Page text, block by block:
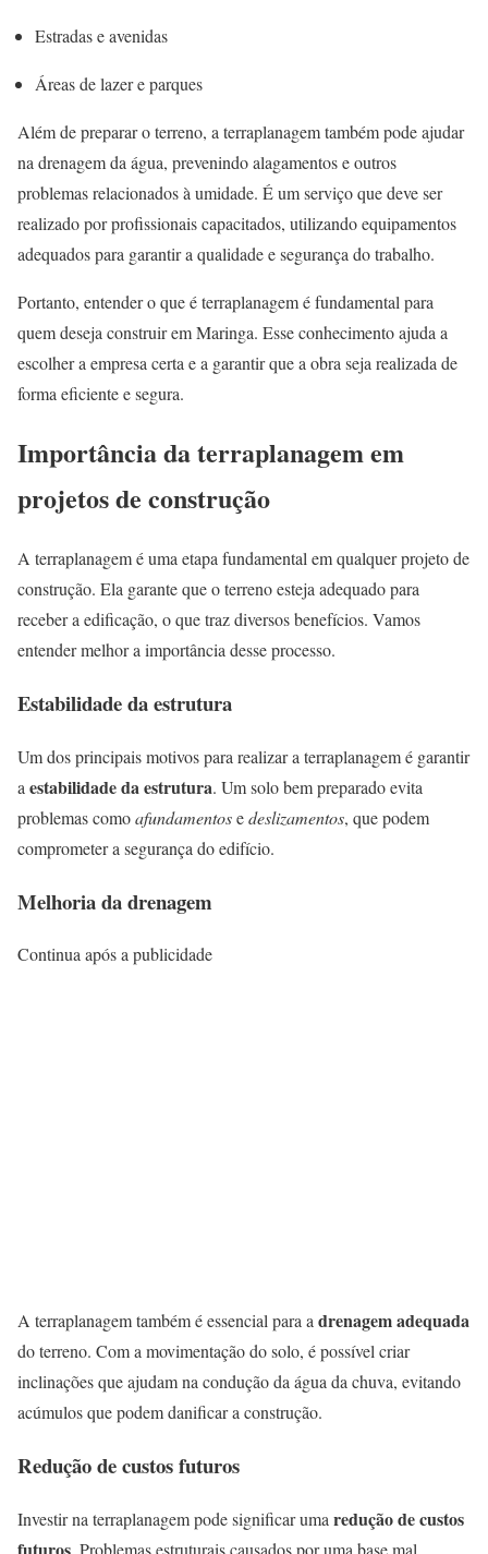
Estradas e avenidas
Áreas de lazer e parques
Além de preparar o terreno, a terraplanagem também pode ajudar
na drenagem da água, prevenindo alagamentos e outros
problemas relacionados à umidade. É um serviço que deve ser
realizado por profissionais capacitados, utilizando equipamentos
adequados para garantir a qualidade e segurança do trabalho.
Portanto, entender o que é terraplanagem é fundamental para
quem deseja construir em Maringa. Esse conhecimento ajuda a
escolher a empresa certa e a garantir que a obra seja realizada de
forma eficiente e segura.
Importância da terraplanagem em
projetos de construção
A terraplanagem é uma etapa fundamental em qualquer projeto de
construção. Ela garante que o terreno esteja adequado para
receber a edificação, o que traz diversos benefícios. Vamos
entender melhor a importância desse processo.
Estabilidade da estrutura
Um dos principais motivos para realizar a terraplanagem é garantir
a estabilidade da estrutura. Um solo bem preparado evita
problemas comoafundamentosedeslizamentos, que podem
comprometer a segurança do edifício.
Melhoria da drenagem
Continua após a publicidade
A terraplanagem também é essencial para adrenagem adequada
do terreno. Com a movimentação do solo, é possível criar
inclinações que ajudam na condução da água da chuva, evitando
acúmulos que podem danificar a construção.
Redução de custos futuros
Investir na terraplanagem pode significar uma redução de custos
futuros . Problemas estruturais causados por uma base mal